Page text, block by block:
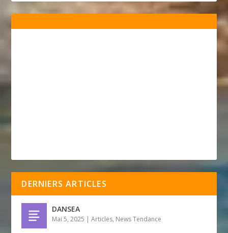
DERNIERS ARTICLES
DANSEA
Mai 5, 2025 |Articles, News Tendance